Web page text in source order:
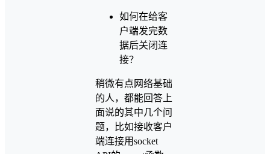
如何在给客
户端发完数
据后关闭连
接？
稍微有点网络基础
的人，都能回答上
面说的其中几个问
题，比如接收客户
端连接用socket